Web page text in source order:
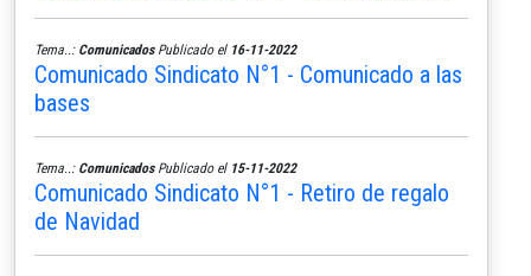
Tema..: ComunicadosPublicado el 16-11-2022
Comunicado Sindicato N°1 - Comunicado a las
bases
Tema..: ComunicadosPublicado el 15-11-2022
Comunicado Sindicato N°1 - Retiro de regalo
de Navidad